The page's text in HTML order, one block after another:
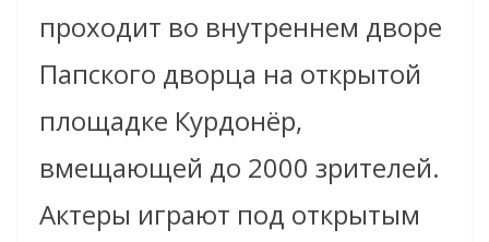
проходит во внутреннем дворе
Папского дворца на открытой
площадке Курдонёр,
вмещающей до 2000 зрителей.
Актеры играют под открытым